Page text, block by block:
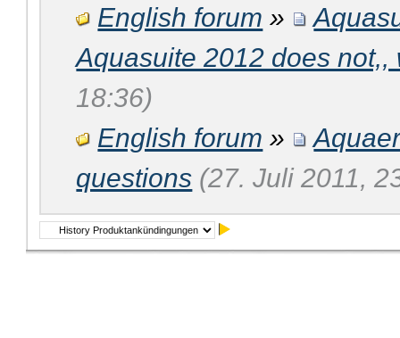
English forum »
Aquasuite 2012 does
18:36)
English forum »
questions (27. Juli 2011,